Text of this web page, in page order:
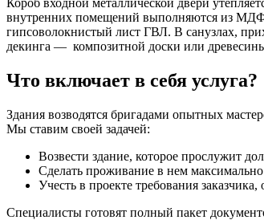
Короб входной металлической двери
внутренних помещений выполняются из МДФ.
гипсоволокнистый лист ГВЛ. В санузлах,
декинга — композитной доски или
Что включает в себя услуга?
Здания возводятся бригадами опытных
Мы ставим своей задачей:
Возвести здание, которое прослужит
Сделать проживание в нем
Учесть в проекте требования
Специалисты готовят полный пакет